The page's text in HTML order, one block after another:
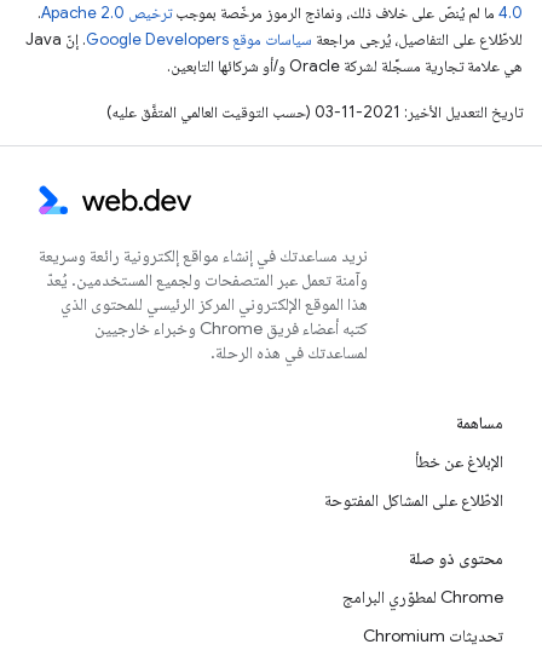
4.0‏ ما لم يُنصّ على خلاف ذلك، ونماذج الرموز مرخّصة بموجبترخيص Apache 2.0‏
.
للاطّلاع على التفاصيل، يُرجى مراجعة سياسات موقع Google Developers‏
. إنّ Java
هي علامة تجارية مسجَّلة لشركة Oracle و/أو شركائها التابعين.
تاريخ التعديل الأخير: 2021-11-03 (حسب التوقيت العالمي المتفَّق عليه)
نريد مساعدتك في إنشاء مواقع إلكترونية رائعة وسريعة
وآمنة تعمل عبر المتصفحات ولجميع المستخدمين. يُعدّ
هذا الموقع الإلكتروني المركز الرئيسي للمحتوى الذي
كتبه أعضاء فريق Chrome وخبراء خارجيين
لمساعدتك في هذه الرحلة.
مساهمة
الإبلاغ عن خطأ
الاطّلاع على المشاكل المفتوحة
محتوى ذو صلة
Chrome لمطوّري البرامج
تحديثات Chromium